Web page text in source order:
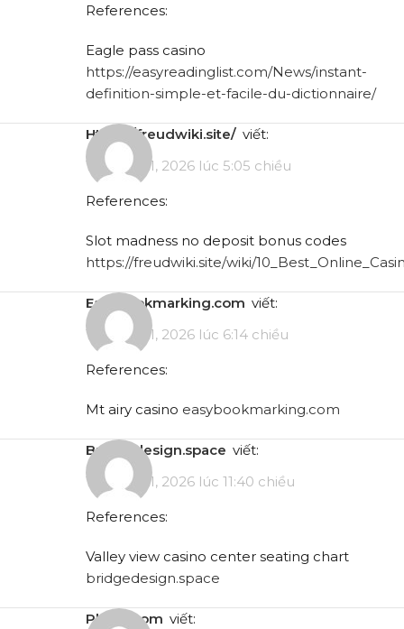
References:
Eagle pass casino
https://easyreadinglist.com/News/instant-
definition-simple-et-facile-du-dictionnaire/
https://freudwiki.site/ viết:
Tháng 5 11, 2026 lúc 5:05 chiều
References:
Slot madness no deposit bonus codes
https://freudwiki.site/wiki/
easybookmarking.com viết:
Tháng 5 11, 2026 lúc 6:14 chiều
References:
Mt airy casino easybookmarking.com
bridgedesign.space viết:
Tháng 5 11, 2026 lúc 11:40 chiều
References:
Valley view casino center seating chart
bridgedesign.space
pbase.com viết: